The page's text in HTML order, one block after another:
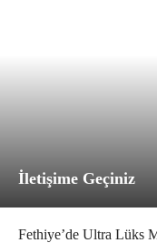
İletişime Geçiniz
Fethiye’de Ultra Lüks